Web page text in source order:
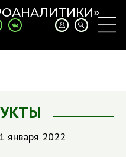
января 2022